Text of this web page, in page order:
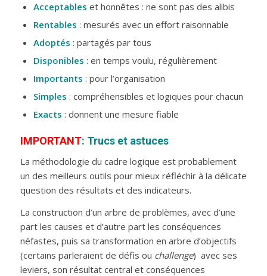
Acceptables et honnêtes : ne sont pas des alibis
Rentables : mesurés avec un effort raisonnable
Adoptés : partagés par tous
Disponibles : en temps voulu, régulièrement
Importants : pour l’organisation
Simples : compréhensibles et logiques pour chacun
Exacts : donnent une mesure fiable
IMPORTANT: Trucs et astuces
La méthodologie du cadre logique est probablement
un des meilleurs outils pour mieux réfléchir à la délicate
question des résultats et des indicateurs.
La construction d’un arbre de problèmes, avec d’une
part les causes et d’autre part les conséquences
néfastes, puis sa transformation en arbre d’objectifs
(certains parleraient de défis ou challenge) avec ses
leviers, son résultat central et conséquences